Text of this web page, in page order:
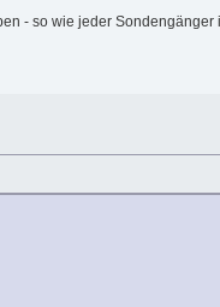
- so wie jeder